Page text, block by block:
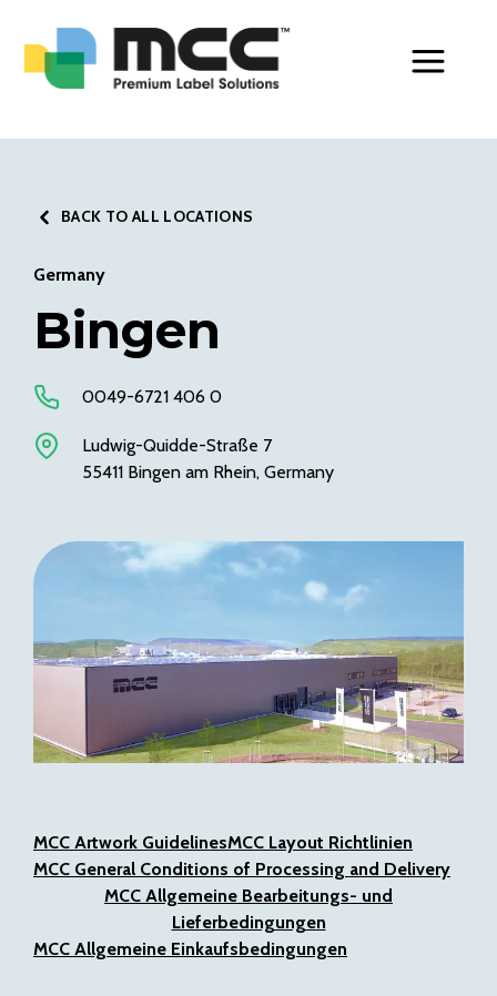
BACK TO ALL LOCATIONS
Germany
Bingen
0049-6721 406 0
Ludwig-Quidde-Straße 7
55411 Bingen am Rhein, Germany
MCC Artwork GuidelinesMCC Layout Richtlinien
MCC General Conditions of Processing and Delivery
MCC Allgemeine Bearbeitungs- und
Lieferbedingungen
MCC Allgemeine Einkaufsbedingungen